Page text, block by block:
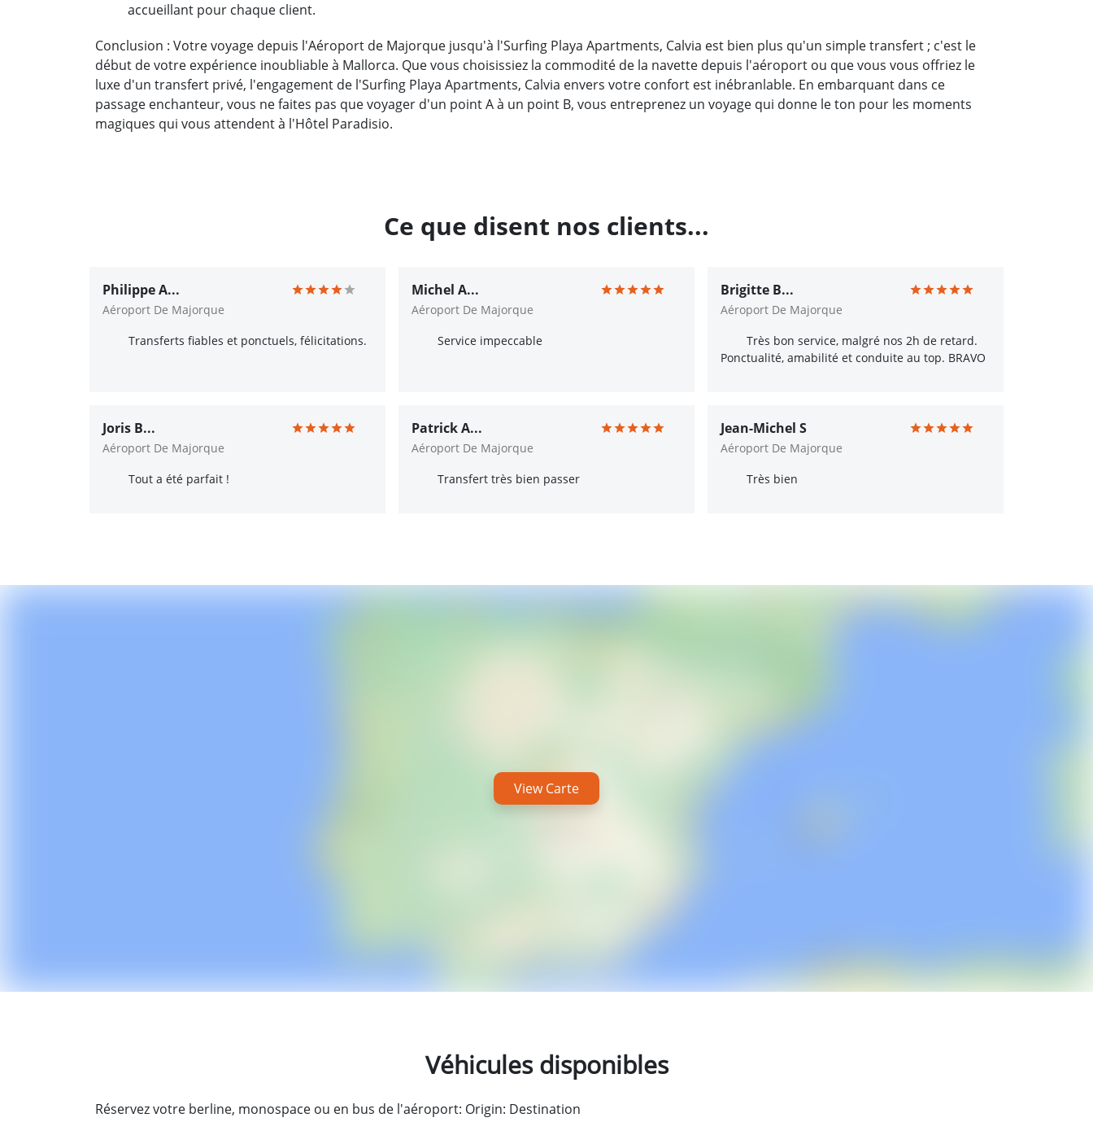
accueillant pour chaque client.
Conclusion : Votre voyage depuis l'Aéroport de Majorque jusqu'à l'Surfing Playa Apartments, Calvia est bien plus qu'un simple transfert ; c'est le
début de votre expérience inoubliable à Mallorca. Que vous choisissiez la commodité de la navette depuis l'aéroport ou que vous vous offriez le
luxe d'un transfert privé, l'engagement de l'Surfing Playa Apartments, Calvia envers votre confort est inébranlable. En embarquant dans ce
passage enchanteur, vous ne faites pas que voyager d'un point A à un point B, vous entreprenez un voyage qui donne le ton pour les moments
magiques qui vous attendent à l'Hôtel Paradisio.
Ce que disent nos clients...
Philippe A...
Aéroport De Majorque
Transferts fiables et ponctuels, félicitations.
Michel A...
Aéroport De Majorque
Service impeccable
Brigitte B...
Aéroport De Majorque
Très bon service, malgré nos 2h de retard.
Ponctualité, amabilité et conduite au top. BRAVO
Joris B...
Aéroport De Majorque
Tout a été parfait !
Patrick A...
Aéroport De Majorque
Transfert très bien passer
Jean-Michel S
Aéroport De Majorque
Très bien
View Carte
Véhicules disponibles
Réservez votre berline, monospace ou en bus de l'aéroport: Origin: Destination